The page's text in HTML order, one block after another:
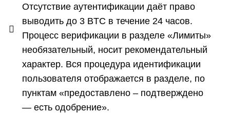
Отсутствие аутентификации даёт право
выводить до 3 BTC в течение 24 часов.
Процесс верификации в разделе «Лимиты»
необязательный, носит рекомендательный
характер. Вся процедура идентификации
пользователя отображается в разделе, по
пунктам «предоставлено – подтверждено
— есть одобрение».